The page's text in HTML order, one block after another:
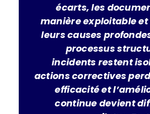
écarts, les
manière exploitable
leurs causes
processus
incidents restent
actions correctives
efficacité et
continue devient